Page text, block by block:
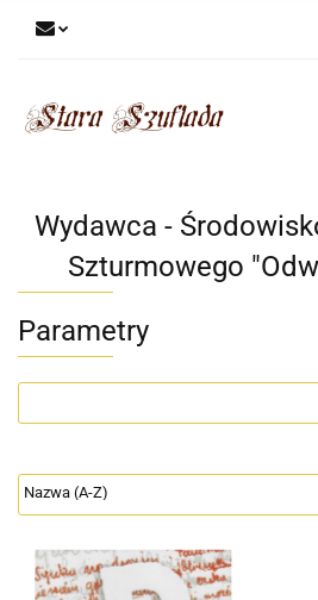
Wydawca -
Szturmowego
Parametry